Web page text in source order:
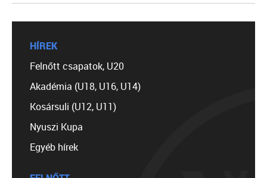
HÍREK
Felnőtt csapatok, U20
Akadémia (U18, U16, U14)
Kosársuli (U12, U11)
Nyuszi Kupa
Egyéb hírek